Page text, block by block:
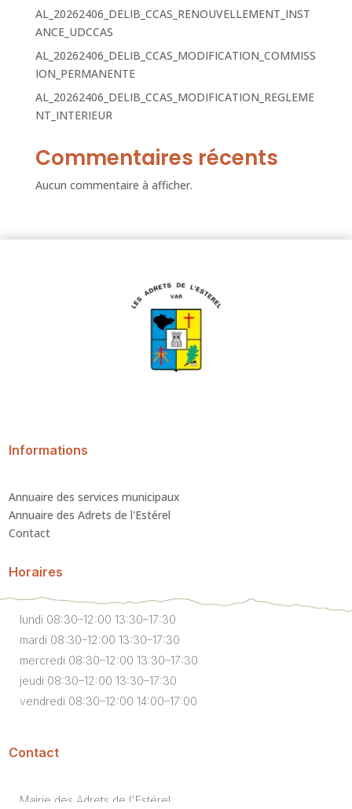
AL_20262406_DELIB_CCAS_RENOUVELLEMENT_INST
ANCE_UDCCAS
AL_20262406_DELIB_CCAS_MODIFICATION_COMMISS
ION_PERMANENTE
AL_20262406_DELIB_CCAS_MODIFICATION_REGLEME
NT_INTERIEUR
Commentaires récents
Aucun commentaire à afficher.
Informations
Annuaire des services municipaux
Annuaire des Adrets de l'Estérel
Contact
Horaires
lundi 08:30–12:00 13:30–17:30
mardi 08:30–12:00 13:30–17:30
mercredi 08:30–12:00 13:30–17:30
jeudi 08:30–12:00 13:30–17:30
vendredi 08:30–12:00 14:00–17:00
Contact
Mairie des Adrets de l'Estérel